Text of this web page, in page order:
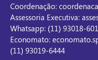
Coordenação:
Assessoria Executiva:
Whatsapp: (11) 93018-
Economato:
(11) 93019-6444